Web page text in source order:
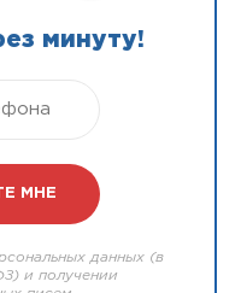
минуту!
данных (в
и получении